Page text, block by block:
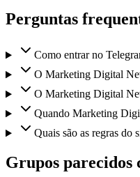
Perguntas
Como entrar no
O Marketing Digital
O Marketing Digital
Quando Marketing
Quais são as regras do
Grupos